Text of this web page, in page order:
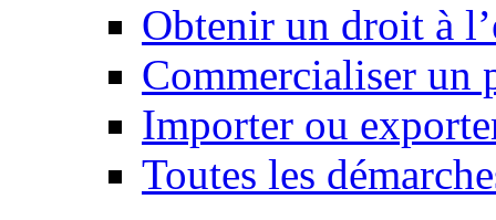
Obtenir un droit à
Commercialiser un
Importer ou
Toutes les